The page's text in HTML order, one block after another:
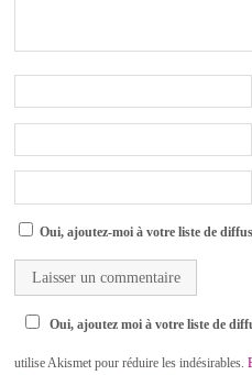
Oui, ajoutez-moi à votre liste de
Oui, ajoutez moi à votre liste de
utilise Akismet pour réduire les indésirables.